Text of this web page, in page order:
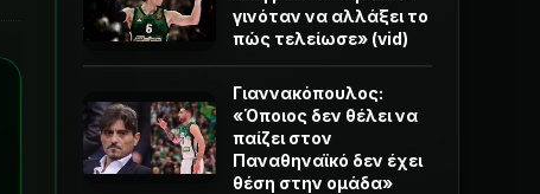
γινόταν να αλλάξει το
πώς τελείωσε» (vid)
Γιαννακόπουλος:
«Όποιος δεν θέλει να
παίζει στον
Παναθηναϊκό δεν έχει
θέση στην ομάδα»